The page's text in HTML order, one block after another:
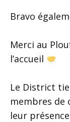
Bravo
Merci au
l’accueil
Le District
membres de
leur